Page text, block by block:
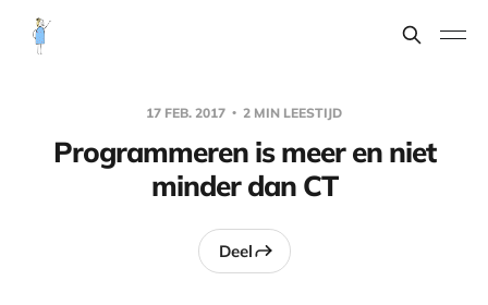
17 FEB. 2017 2 MIN LEESTIJD
Programmeren is meer en niet
minder dan CT
Deel